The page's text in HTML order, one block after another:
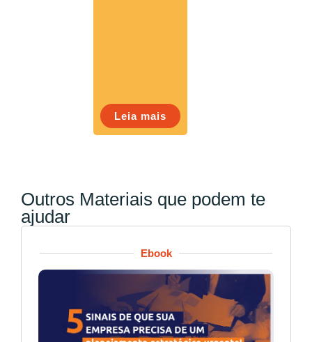
Leia mais
Outros Materiais que podem te
ajudar
Ebook